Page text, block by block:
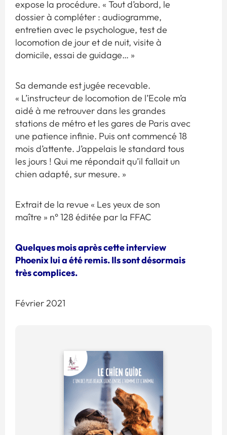
expose la procédure. « Tout d’abord, le
dossier à compléter : audiogramme,
entretien avec le psychologue, test de
locomotion de jour et de nuit, visite à
domicile, essai de guidage… »
Sa demande est jugée recevable.
« L’instructeur de locomotion de l’Ecole m’a
aidé à me retrouver dans les grandes
stations de métro et les gares de Paris avec
une patience infinie. Puis ont commencé 18
mois d’attente. J’appelais le standard tous
les jours ! Qui me répondait qu’il fallait un
chien adapté, sur mesure. »
Extrait de la revue « Les yeux de son
maître » n° 128 éditée par la FFAC
Quelques mois après cette interview
Phoenix lui a été remis. Ils sont désormais
très complices.
Février 2021